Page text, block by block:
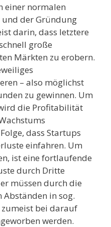
einer normalen
der Gründung
darin, dass letztere
große
Märkten zu erobern.
– also möglichst
zu gewinnen. Um
die Profitabilität
dass Startups
einfahren. Um
ist eine fortlaufende
durch Dritte
müssen durch die
in sog.
zumeist bei darauf
werden.